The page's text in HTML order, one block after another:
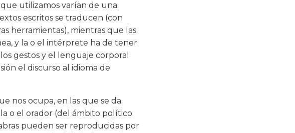
utilizamos varían de una
escritos se traducen (con
herramientas), mientras que las
y la o el intérprete ha de tener
gestos y el lenguaje corporal
el discurso al idioma de
nos ocupa, en las que se da
o el orador (del ámbito político
pueden ser reproducidas por